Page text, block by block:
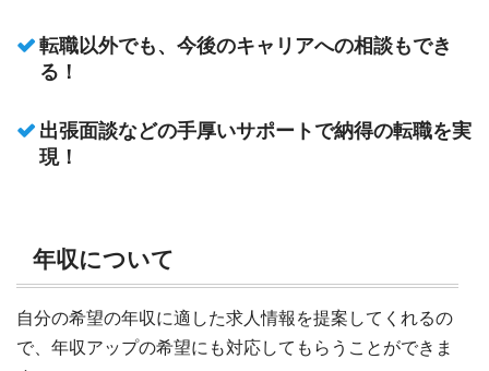
転職以外でも、今後のキャリアへの相談もでき
る！
出張面談などの手厚いサポートで納得の転職を実
現！
年収について
自分の希望の年収に適した求人情報を提案してくれるの
で、年収アップの希望にも対応してもらうことができま